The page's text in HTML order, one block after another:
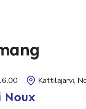
Kattilajärvi,
Noux